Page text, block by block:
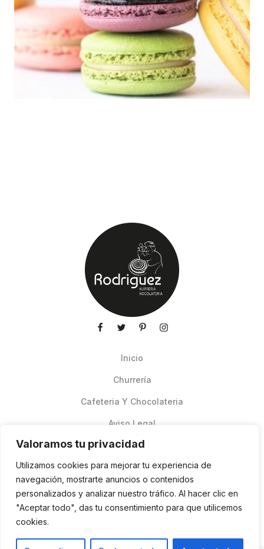
Valoramos tu privacidad
Utilizamos cookies para mejorar tu experiencia de
navegación, mostrarte anuncios o contenidos
personalizados y analizar nuestro tráfico. Al hacer clic en
"Aceptar todo", das tu consentimiento para que utilicemos
cookies.
Inicio
Churrería
Cafeteria Y Chocolateria
Aviso Legal
Pedidos Online Glovo
Contacto